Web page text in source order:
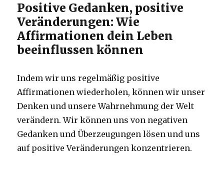
Positive Gedanken, positive
Veränderungen: Wie
Affirmationen dein Leben
beeinflussen können
Indem wir uns regelmäßig positive
Affirmationen wiederholen, können wir unser
Denken und unsere Wahrnehmung der Welt
verändern. Wir können uns von negativen
Gedanken und Überzeugungen lösen und uns
auf positive Veränderungen konzentrieren.